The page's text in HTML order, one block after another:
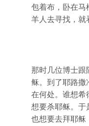
包着布，卧在马
羊人去寻找，就
那时几位博士跟
稣。到了耶路撒
在何处。谁想希
想要杀耶稣。于
也想要去拜耶稣